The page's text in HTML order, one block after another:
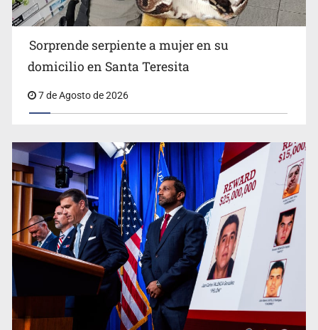
Procesan a el “R1”, presunto líder criminal en Jalisco y
Michoacán
Sorprende serpiente a mujer en su
domicilio en Santa Teresita
7 de Agosto de 2026